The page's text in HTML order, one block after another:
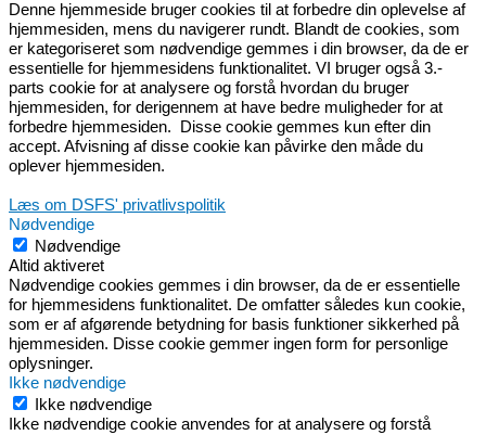
Denne hjemmeside bruger cookies til at forbedre din oplevelse af
hjemmesiden, mens du navigerer rundt. Blandt de cookies, som
er kategoriseret som nødvendige gemmes i din browser, da de er
essentielle for hjemmesidens funktionalitet. VI bruger også 3.-
parts cookie for at analysere og forstå hvordan du bruger
hjemmesiden, for derigennem at have bedre muligheder for at
forbedre hjemmesiden. Disse cookie gemmes kun efter din
accept. Afvisning af disse cookie kan påvirke den måde du
oplever hjemmesiden.
Læs om DSFS' privatlivspolitik
Nødvendige
Nødvendige
Altid aktiveret
Nødvendige cookies gemmes i din browser, da de er essentielle
for hjemmesidens funktionalitet. De omfatter således kun cookie,
som er af afgørende betydning for basis funktioner sikkerhed på
hjemmesiden. Disse cookie gemmer ingen form for personlige
oplysninger.
Ikke nødvendige
Ikke nødvendige
Ikke nødvendige cookie anvendes for at analysere og forstå